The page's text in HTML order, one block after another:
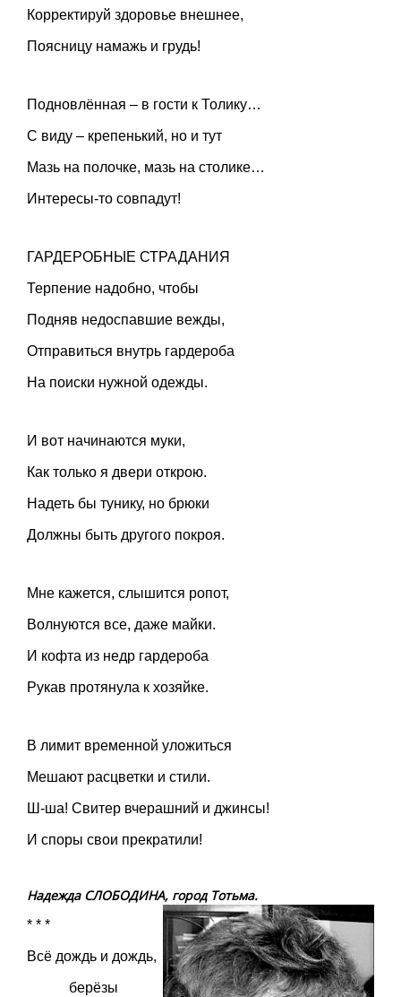
Корректируй здоровье внешнее,
Поясницу намажь и грудь!
Подновлённая – в гости к Толику…
С виду – крепенький, но и тут
Мазь на полочке, мазь на столике…
Интересы-то совпадут!
ГАРДЕРОБНЫЕ СТРАДАНИЯ
Терпение надобно, чтобы
Подняв недоспавшие вежды,
Отправиться внутрь гардероба
На поиски нужной одежды.
И вот начинаются муки,
Как только я двери открою.
Надеть бы тунику, но брюки
Должны быть другого покроя.
Мне кажется, слышится ропот,
Волнуются все, даже майки.
И кофта из недр гардероба
Рукав протянула к хозяйке.
В лимит временной уложиться
Мешают расцветки и стили.
Ш-ша! Свитер вчерашний и джинсы!
И споры свои прекратили!
Надежда СЛОБОДИНА, город Тотьма.
* * *
Всё дождь и дождь,
берёзы